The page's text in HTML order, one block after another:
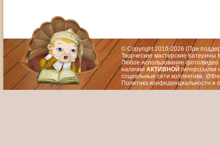
© Copyright 2010-2026 (При
Творческие мастерские
Любое использование фото/видео
наличии АКТИВНОЙ гиперссылки
социальные сети коллектива:
Политика конфиденциальности и